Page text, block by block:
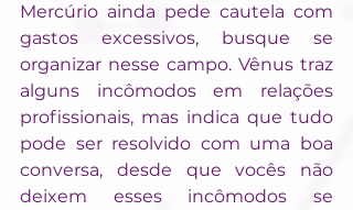
Mercúrio ainda pede cautela com
gastos excessivos, busque se
organizar nesse campo. Vênus traz
alguns incômodos em relações
profissionais, mas indica que tudo
pode ser resolvido com uma boa
conversa, desde que vocês não
deixem esses incômodos se